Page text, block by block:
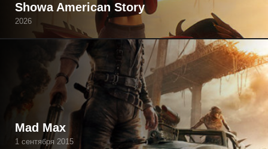
Showa American Story
2026
Mad Max
1 сентября 2015